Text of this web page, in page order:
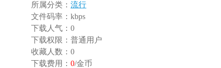
所属分类： 流行
文件码率： kbps
下载人气： 0
下载权限： 普通用户
收藏人数： 0
下载费用： 0/金币